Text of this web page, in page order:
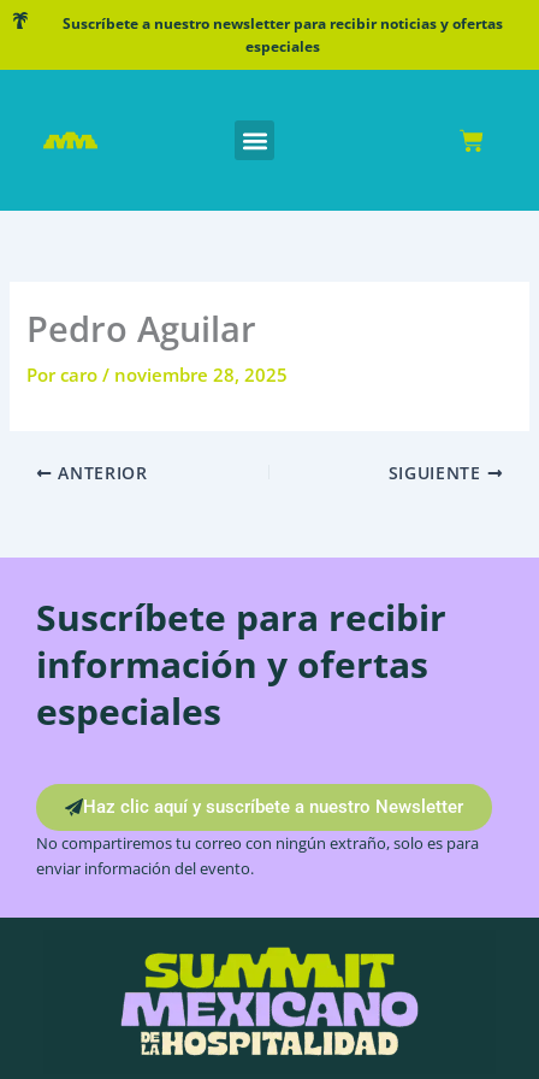
contenido
Suscríbete a nuestro newsletter para recibir noticias y ofertas
especiales
Cart
Pedro Aguilar
Porcaro/ noviembre 28, 2025
ANTERIOR SIGUIENTE
Suscríbete para recibir
información y ofertas
especiales
Haz clic aquí y suscríbete a nuestro Newsletter
No compartiremos tu correo con ningún extraño, solo es para
enviar información del evento.